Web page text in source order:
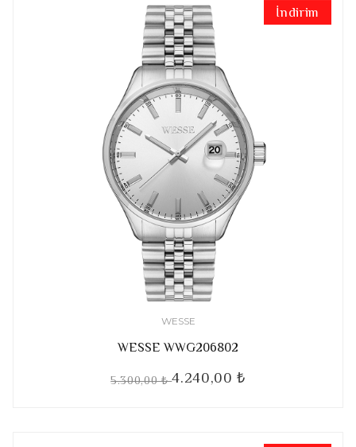
İndirim
WESSE
WESSE WWG206802
5.300,00 ₺4.240,00 ₺